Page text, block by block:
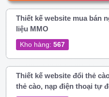
Thiết kế website mua bán
liệu MMO
Kho hàng: 567
Thiết kế website đổi thẻ
thẻ cào, nạp điện thoại tự